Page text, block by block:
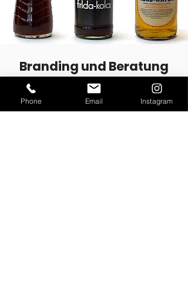
Branding und Beratung
Ich entwickle Markenauftritte und Strategien,
die euer Unternehmen stärken und nachhaltig
im Gedächtnis bleiben. Ich helfe euch dabei
neue Marken zu etablieren oder bestehende
Phone Email Instagram